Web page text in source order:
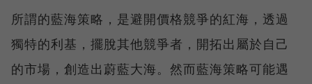
所謂的藍海策略，是避開價格競爭的紅海，透過
獨特的利基，擺脫其他競爭者，開拓出屬於自己
的市場，創造出蔚藍大海。然而藍海策略可能遇